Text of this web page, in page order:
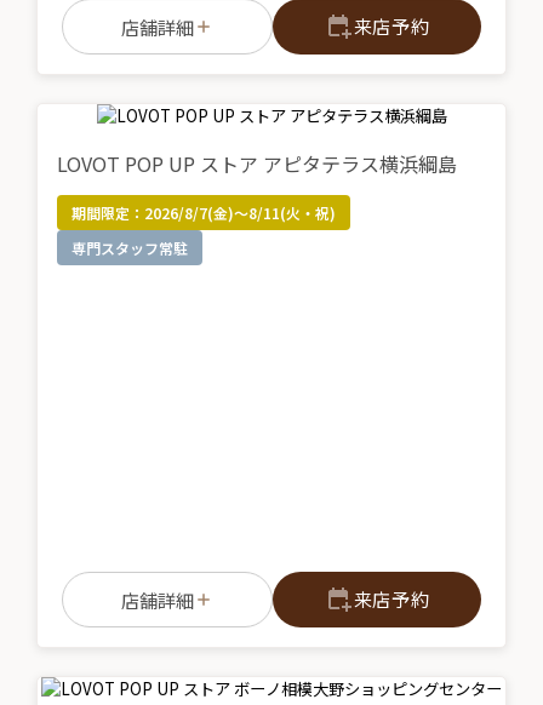
店舗詳細 来店予約
LOVOT POP UP ストア アピタテラス横浜綱島
期間限定： 2026/8/7(金)～8/11(火・祝)
専門スタッフ常駐
店舗詳細 来店予約